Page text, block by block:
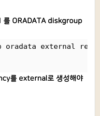
ORADATA diskgroup
oradata external
를 external로 생성해야